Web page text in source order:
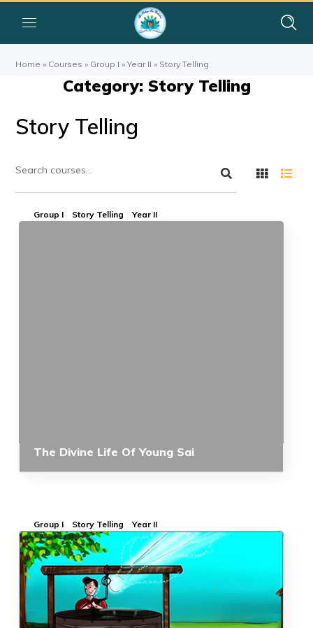
Home » Courses » Group I »Year II » Story Telling
Category: Story Telling
Story Telling
Group I Story Telling Year II
The Divine Life Of Young Sai
Group I Story Telling Year II